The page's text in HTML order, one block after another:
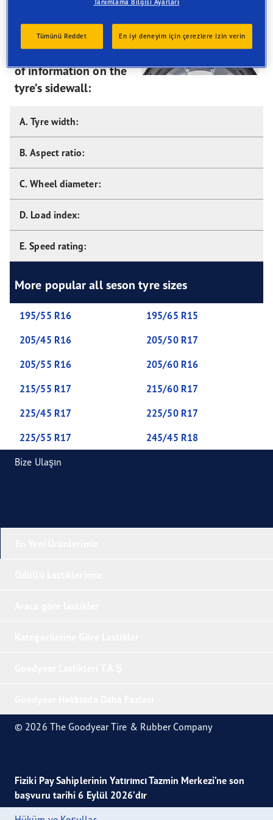
sidewall markings. A tyre's sidewall contains all the
There are five key bits
of information on the
tyre’s sidewall:
A. Tyre width:
B. Aspect ratio:
C. Wheel diameter:
D. Load index:
E. Speed rating:
More popular all seson tyre sizes
195/55 R16
195/65 R15
205/45 R16
205/50 R17
205/55 R16
205/60 R16
215/55 R17
215/60 R17
225/45 R17
225/50 R17
225/55 R17
245/45 R18
Bize Ulaşın
© 2026 The Goodyear Tire & Rubber Company
Fiziki Pay Sahiplerinin Yatırımcı Tazmin Merkezi’ne son
başvuru tarihi 6 Eylül 2026’dır
Tanımlama Bilgisi Ayarları
Tümünü Reddet En iyi deneyim için çerezlere izin verin